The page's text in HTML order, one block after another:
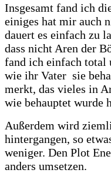
Insgesamt fand ich
einiges hat mir auch
dauert es einfach zu
dass nicht Aren der
fand ich einfach total
wie ihr Vater sie
merkt, das vieles in
wie behauptet wurde
Außerdem wird
hintergangen, so
weniger. Den Plot
anders umsetzen.